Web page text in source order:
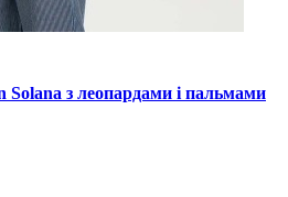
з леопардами і пальмами